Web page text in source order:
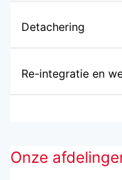
Detachering
Re-integratie en
Onze